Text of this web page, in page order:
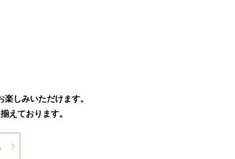
しみいただけます。
えております。